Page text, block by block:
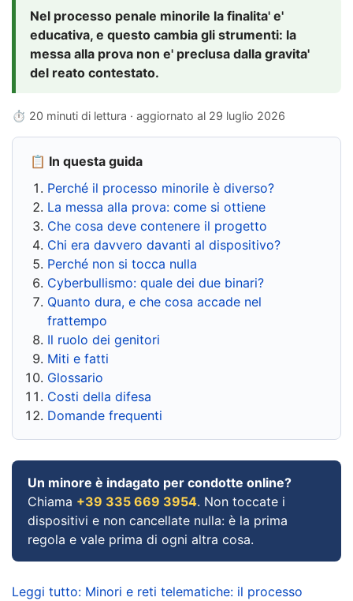
Nel processo penale minorile la finalita' e'
educativa, e questo cambia gli strumenti: la
messa alla prova non e' preclusa dalla gravita'
del reato contestato.
⏱ 20 minuti di lettura · aggiornato al 29 luglio 2026
📋 In questa guida
Perché il processo minorile è diverso?
La messa alla prova: come si ottiene
Che cosa deve contenere il progetto
Chi era davvero davanti al dispositivo?
Perché non si tocca nulla
Cyberbullismo: quale dei due binari?
Quanto dura, e che cosa accade nel
frattempo
Il ruolo dei genitori
Miti e fatti
Glossario
Costi della difesa
Domande frequenti
Un minore è indagato per condotte online?
Chiama +39 335 669 3954. Non toccate i
dispositivi e non cancellate nulla: è la prima
regola e vale prima di ogni altra cosa.
Leggi tutto: Minori e reti telematiche: il processo